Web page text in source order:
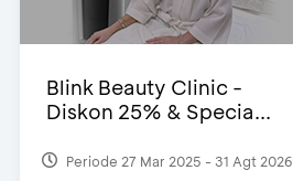
Blink Beauty Clinic -
Diskon 25% & Specia...
Periode 27 Mar 2025 - 31 Agt 2026